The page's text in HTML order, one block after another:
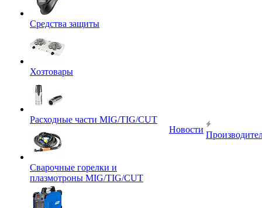
Средства защиты
Хозтовары
Расходные части MIG/TIG/CUT
Сварочные горелки и
плазмотроны MIG/TIG/CUT
Новости